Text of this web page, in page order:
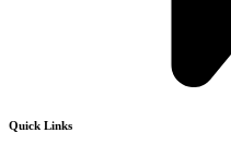
Quick Links